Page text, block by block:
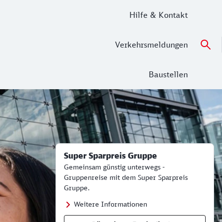
Hilfe & Kontakt
Verkehrsmeldungen
Baustellen
Euro pro Person – für den Nah- und Fernverkehr
Super Sparpreis Gruppe
Gemeinsam günstig unterwegs -
Gruppenreise mit dem Super Sparpreis
Gruppe.
Weitere Informationen